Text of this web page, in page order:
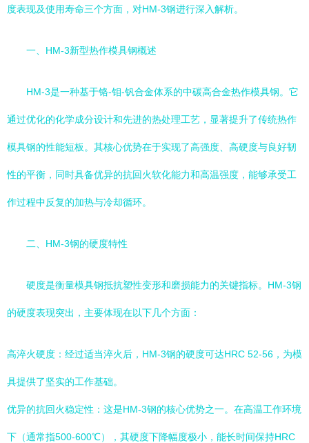
度表现及使用寿命三个方面，对HM-3钢进行深入解析。
一、HM-3新型热作模具钢概述
HM-3是一种基于铬-钼-钒合金体系的中碳高合金热作模具钢。它
通过优化的化学成分设计和先进的热处理工艺，显著提升了传统热作
模具钢的性能短板。其核心优势在于实现了高强度、高硬度与良好韧
性的平衡，同时具备优异的抗回火软化能力和高温强度，能够承受工
作过程中反复的加热与冷却循环。
二、HM-3钢的硬度特性
硬度是衡量模具钢抵抗塑性变形和磨损能力的关键指标。HM-3钢
的硬度表现突出，主要体现在以下几个方面：
高淬火硬度：经过适当淬火后，HM-3钢的硬度可达HRC 52-56，为模
具提供了坚实的工作基础。
优异的抗回火稳定性：这是HM-3钢的核心优势之一。在高温工作环境
下（通常指500-600℃），其硬度下降幅度极小，能长时间保持HRC